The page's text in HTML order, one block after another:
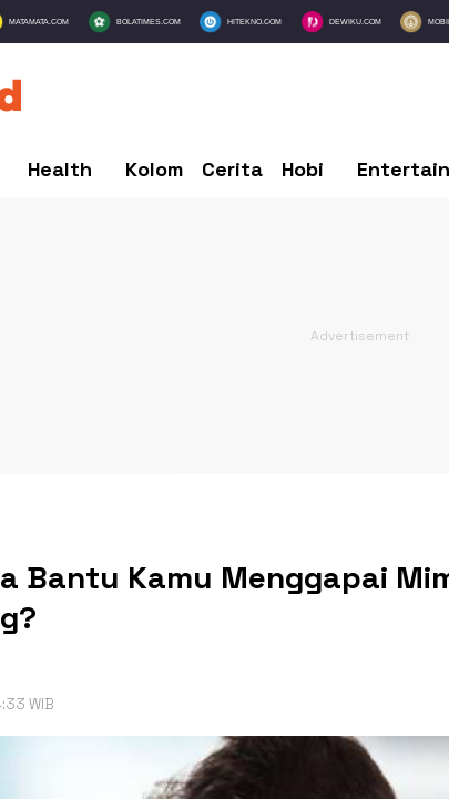
MATAMATA.COM BOLATIMES.COM HITEKNO.COM DEWIKU.COM
Health Kolom Cerita Hobi
Bantu Kamu Menggapai
WIB